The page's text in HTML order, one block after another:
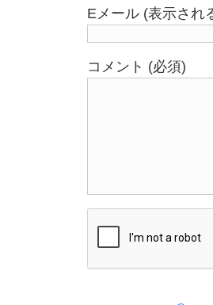
Eメール (表示され
コメント (必須)